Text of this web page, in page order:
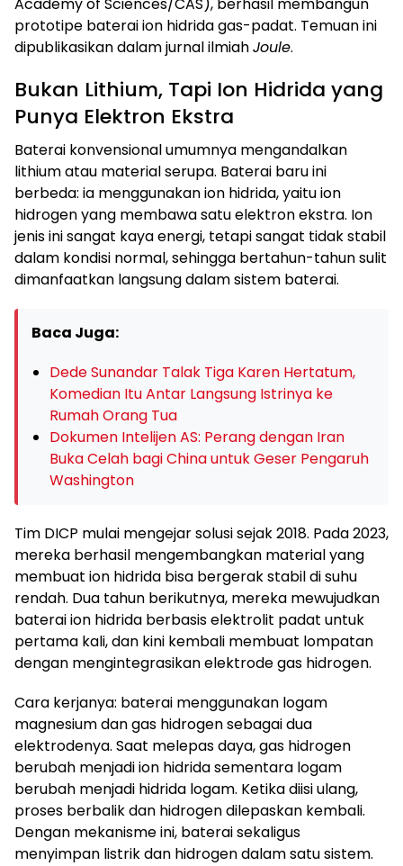
prototipe baterai ion hidrida gas-padat. Temuan ini
dipublikasikan dalam jurnal ilmiahJoule.
Bukan Lithium, Tapi Ion Hidrida yang
Punya Elektron Ekstra
Baterai konvensional umumnya mengandalkan
lithium atau material serupa. Baterai baru ini
berbeda: ia menggunakan ion hidrida, yaitu ion
hidrogen yang membawa satu elektron ekstra. Ion
jenis ini sangat kaya energi, tetapi sangat tidak stabil
dalam kondisi normal, sehingga bertahun-tahun sulit
dimanfaatkan langsung dalam sistem baterai.
Baca Juga:
Dede Sunandar Talak Tiga Karen Hertatum,
Komedian Itu Antar Langsung Istrinya ke
Rumah Orang Tua
Dokumen Intelijen AS: Perang dengan Iran
Buka Celah bagi China untuk Geser Pengaruh
Washington
Tim DICP mulai mengejar solusi sejak 2018. Pada 2023,
mereka berhasil mengembangkan material yang
membuat ion hidrida bisa bergerak stabil di suhu
rendah. Dua tahun berikutnya, mereka mewujudkan
baterai ion hidrida berbasis elektrolit padat untuk
pertama kali, dan kini kembali membuat lompatan
dengan mengintegrasikan elektrode gas hidrogen.
Cara kerjanya: baterai menggunakan logam
magnesium dan gas hidrogen sebagai dua
elektrodenya. Saat melepas daya, gas hidrogen
berubah menjadi ion hidrida sementara logam
berubah menjadi hidrida logam. Ketika diisi ulang,
proses berbalik dan hidrogen dilepaskan kembali.
Dengan mekanisme ini, baterai sekaligus
menyimpan listrik dan hidrogen dalam satu sistem.